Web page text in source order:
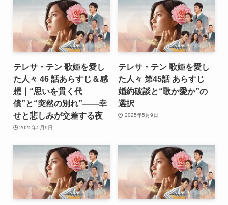
テレサ・テン 歌姫を愛し
た人々 46 話あらすじ＆感
想｜“思いを貫く代
償”と“突然の別れ”――幸
せと悲しみが交差する夜
2025年5月9日
テレサ・テン 歌姫を愛し
た人々 第45話 あらすじ
婚約破談と“歌か愛か”の
選択
2025年5月9日